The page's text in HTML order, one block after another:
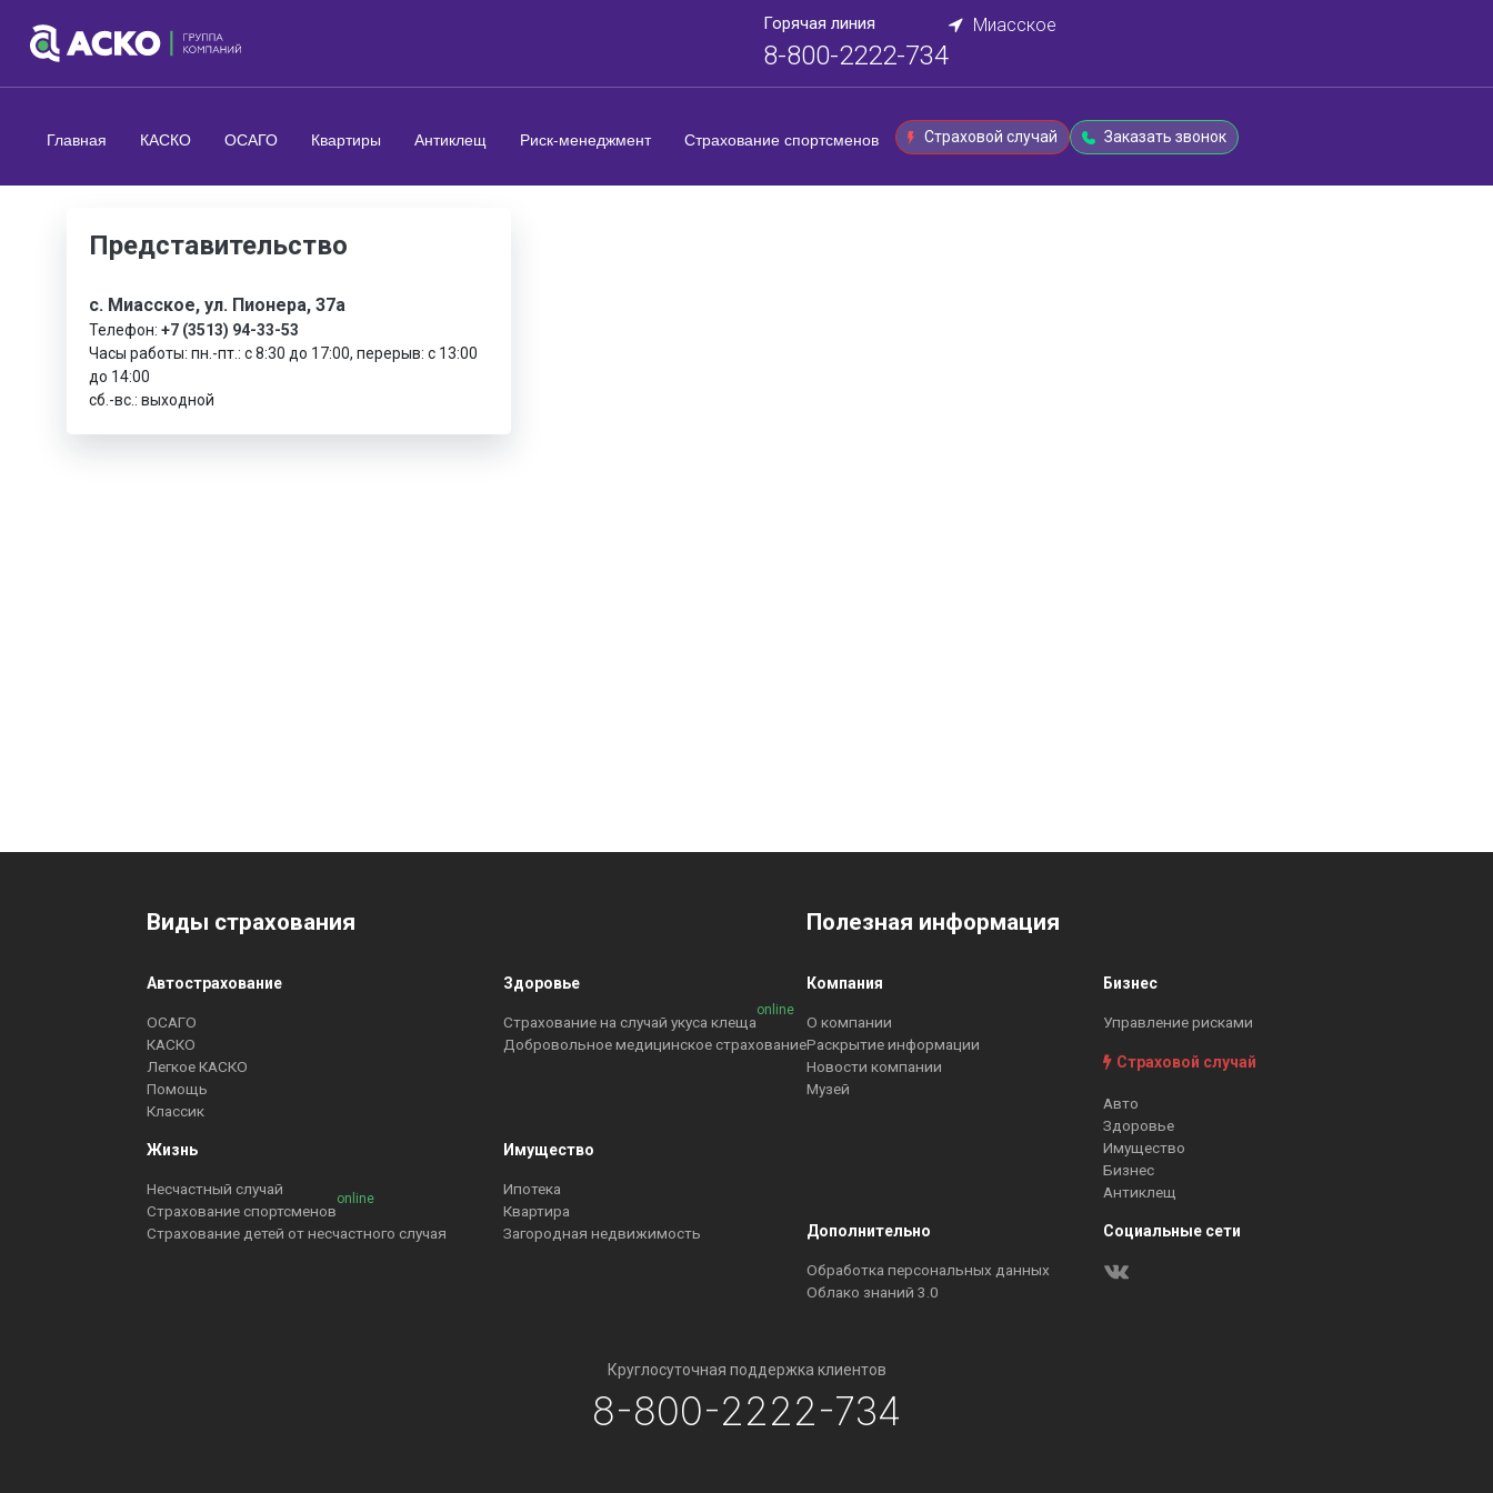
Горячая линия
8-800-2222-734
Миасское
Главная КАСКО ОСАГО Квартиры Антиклещ Риск-менеджмент Страхование спортсменов Страховой случай Заказать звонок
Представительство
с. Миасское, ул. Пионера, 37а
Телефон: +7 (3513) 94-33-53
Часы работы: пн.-пт.: с 8:30 до 17:00, перерыв: с 13:00
до 14:00
сб.-вс.: выходной
Виды страхования
Автострахование
ОСАГО
КАСКО
Легкое КАСКО
Помощь
Классик
Здоровье
Страхование на случай укуса клеща
online
Добровольное медицинское страхование
Жизнь
Несчастный случай
Страхование спортсменов
online
Страхование детей от несчастного случая
Имущество
Ипотека
Квартира
Загородная недвижимость
Полезная информация
Компания
О компании
Раскрытие информации
Новости компании
Музей
Бизнес
Управление рисками
Страховой случай
Авто
Здоровье
Имущество
Бизнес
Антиклещ
Дополнительно
Обработка персональных данных
Облако знаний 3.0
Социальные сети
Круглосуточная поддержка клиентов
8-800-2222-734